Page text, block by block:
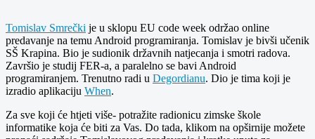
Tomislav Smrečki je u sklopu EU code week održao online
predavanje na temu Android programiranja. Tomislav je bivši učenik
SŠ Krapina. Bio je sudionik državnih natjecanja i smotri radova.
Završio je studij FER-a, a paralelno se bavi Android
programiranjem. Trenutno radi u Degordianu. Dio je tima koji je
izradio aplikaciju When.
Za sve koji će htjeti više- potražite radionicu zimske škole
informatike koja će biti za Vas. Do tada, klikom na opširnije možete